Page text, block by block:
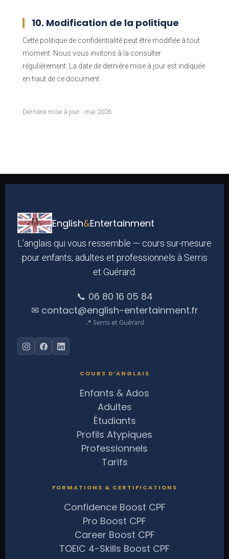
10. Modification de la politique
Cette politique de confidentialité peut être modifiée à tout
moment. Nous vous invitons à la consulter
régulièrement. La date de dernière mise à jour est indiquée
en haut de ce document.
Dernière mise à jour : mai 2026
English&Entertainment
L’anglais qui vous ressemble — cours sur-mesure
pour enfants, adultes et professionnels à Serris
et Guérard.
📞 06 80 16 05 84
✉ contact@english-entertainment.fr
📍 Serris et Guérard
COURS D’ANGLAIS
Enfants & Ados
Adultes
Étudiants
Profils Atypiques
Professionnels
Tarifs
FORMATIONS & CERTIFICATIONS
Confidence Boost CPF
Pro Boost CPF
Career Boost CPF
TOEIC 4-Skills Boost CPF